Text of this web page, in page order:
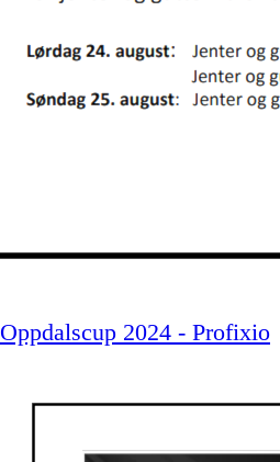
Oppdalscup 2024 - Profixio